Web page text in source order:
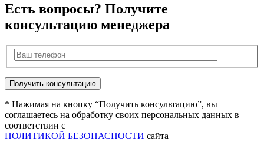
Есть вопросы? Получите
консультацию менеджера
* Нажимая на кнопку “Получить консультацию”, вы
соглашаетесь на обработку своих персональных данных в
соответствии с
ПОЛИТИКОЙ БЕЗОПАСНОСТИ сайта